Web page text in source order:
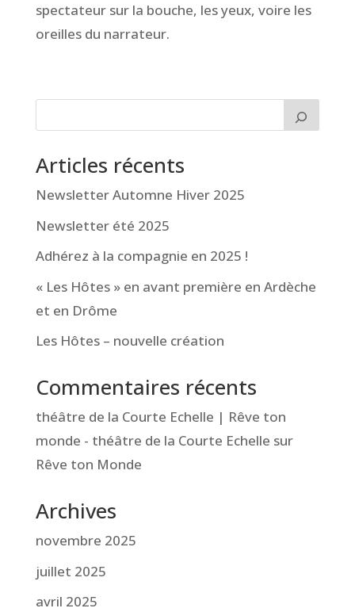
spectateur sur la bouche, les yeux, voire les
oreilles du narrateur.
Articles récents
Newsletter Automne Hiver 2025
Newsletter été 2025
Adhérez à la compagnie en 2025 !
« Les Hôtes » en avant première en Ardèche
et en Drôme
Les Hôtes – nouvelle création
Commentaires récents
théâtre de la Courte Echelle | Rêve ton
monde - théâtre de la Courte Echelle sur
Rêve ton Monde
Archives
novembre 2025
juillet 2025
avril 2025